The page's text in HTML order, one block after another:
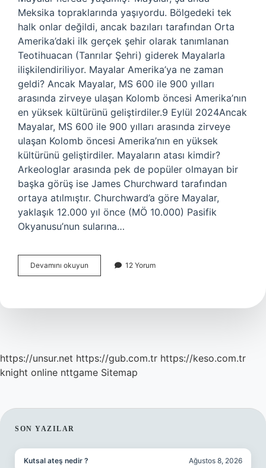
Meksika topraklarında yaşıyordu. Bölgedeki tek
halk onlar değildi, ancak bazıları tarafından Orta
Amerika’daki ilk gerçek şehir olarak tanımlanan
Teotihuacan (Tanrılar Şehri) giderek Mayalarla
ilişkilendiriliyor. Mayalar Amerika’ya ne zaman
geldi? Ancak Mayalar, MS 600 ile 900 yılları
arasında zirveye ulaşan Kolomb öncesi Amerika’nın
en yüksek kültürünü geliştirdiler.9 Eylül 2024Ancak
Mayalar, MS 600 ile 900 yılları arasında zirveye
ulaşan Kolomb öncesi Amerika’nın en yüksek
kültürünü geliştirdiler. Mayaların atası kimdir?
Arkeologlar arasında pek de popüler olmayan bir
başka görüş ise James Churchward tarafından
ortaya atılmıştır. Churchward’a göre Mayalar,
yaklaşık 12.000 yıl önce (MÖ 10.000) Pasifik
Okyanusu’nun sularına…
Devamını okuyun Mayalar
Hangi
12 Yorum
https://unsur.net https://gub.com.tr https://keso.com.tr
knight online nttgame Sitemap
SIDEBAR
SON YAZILAR
Kutsal ateş nedir ? Ağustos 8, 2026